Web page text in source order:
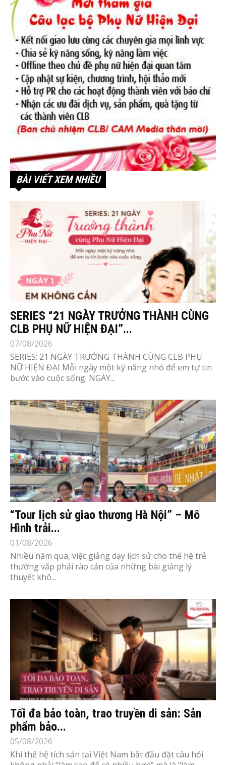
BÀI VIẾT XEM NHIỀU
SERIES “21 NGÀY TRƯỞNG THÀNH CÙNG
CLB PHỤ NỮ HIỆN ĐẠI”...
07/08/2026
SERIES: 21 NGÀY TRƯỞNG THÀNH CÙNG CLB PHỤ
NỮ HIỆN ĐẠI Mỗi ngày một kỹ năng nhỏ để em tự tin
bước vào cuộc sống. NGÀY...
“Tour lịch sử giao thương Hà Nội” – Mô
Hình trải...
01/08/2026
Nhiều năm qua, việc giảng dạy lịch sử cho thế hệ trẻ
thường vấp phải rào cản của những bài giảng lý
thuyết khô...
Tối đa bảo toàn, trao truyền di sản: Sản
phẩm bảo...
05/08/2026
Khi thế hệ tích sản tại Việt Nam bắt đầu đặt câu hỏi